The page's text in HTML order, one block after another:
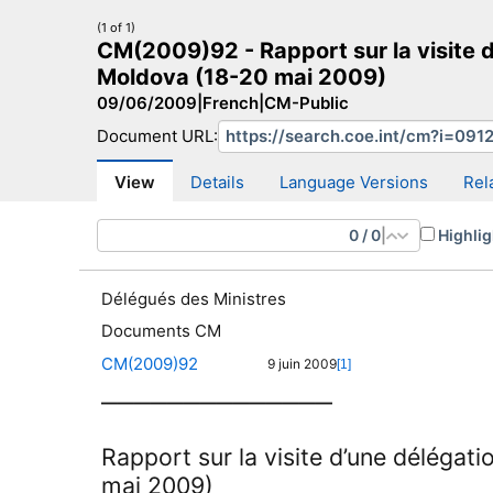
CM website More search sites
(1 of 1)
CM(2009)92 - Rapport sur la visite
Moldova (18-20 mai 2009)
09/06/2009 French CM-Public
Document URL:
View Details Language Versions
0 /0
Délégués des Ministres
Documents CM
CM(2009)92 9 juin 2009[1]
——————————————
Rapport sur la visite d’une
mai 2009)